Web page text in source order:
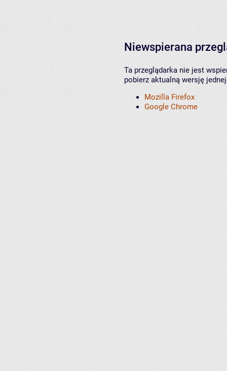
Niewspierana
Ta przeglądarka nie jest
pobierz aktualną wersję
Mozilla Firefox
Google Chrome